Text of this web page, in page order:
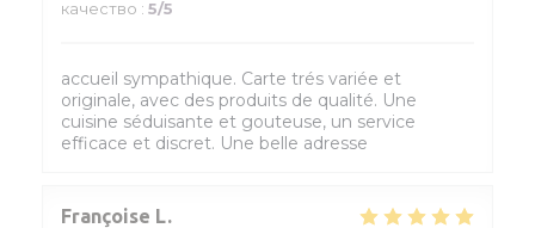
качество : 5/5
accueil sympathique. Carte trés variée et
originale, avec des produits de qualité. Une
cuisine séduisante et gouteuse, un service
efficace et discret. Une belle adresse
Françoise L